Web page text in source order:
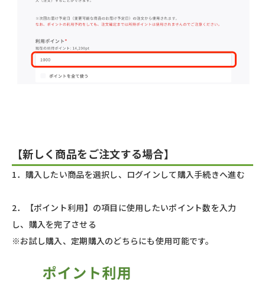
【新しく商品をご注文する場合】
1．購入したい商品を選択し、ログインして購入手続きへ進む
2．【ポイント利用】の項目に使用したいポイント数を入力
し、購入を完了させる
※お試し購入、定期購入のどちらにも使用可能です。